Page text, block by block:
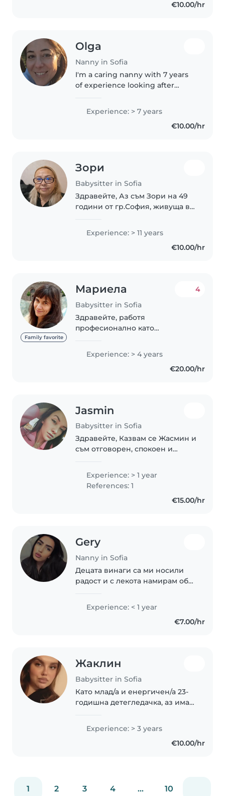
възраст. Като баба, имам много
€10.00/hr
Olga
Nanny in Sofia
I'm a caring nanny with 7 years
of experience looking after
years my own baby team when I
lived in Cyprus. Basic level
speaking A2 in Bulgarian and..
Experience: > 7 years
€10.00/hr
Зори
Babysitter in Sofia
Здравейте, Аз съм Зори на 49
години от гр.София, живуща в
професионално със деца от 20
години, но иначе винаги съм
Experience: > 11 years
€10.00/hr
Family favorite
Мариела
Babysitter in Sofia
4
Здравейте, работя
професионално като
от едномесечна до
десетгодишна възраст, имам и
Experience: > 4 years
€20.00/hr
Jasmin
Babysitter in Sofia
Здравейте, Казвам се Жасмин и
съм отговорен, спокоен и
любов към децата. Подхождам с
търпение, внимание и
защото вярвам, че всяко..
Experience: > 1 year
References: 1
€15.00/hr
Gery
Nanny in Sofia
Децата винаги са ми носили
радост и с лекота намирам общ
доверието се печели с грижа,
търпение и искрено
отношение. Ще се радвам да
Experience: < 1 year
€7.00/hr
Жаклин
Babysitter in Sofia
Като млад/а и енергичен/а 23-
годишна детегледачка, аз имам
малки деца, предимно за
бебета и малки деца. Говоря
английски и български език, а
Experience: > 3 years
€10.00/hr
1 2 3 4 ... 10